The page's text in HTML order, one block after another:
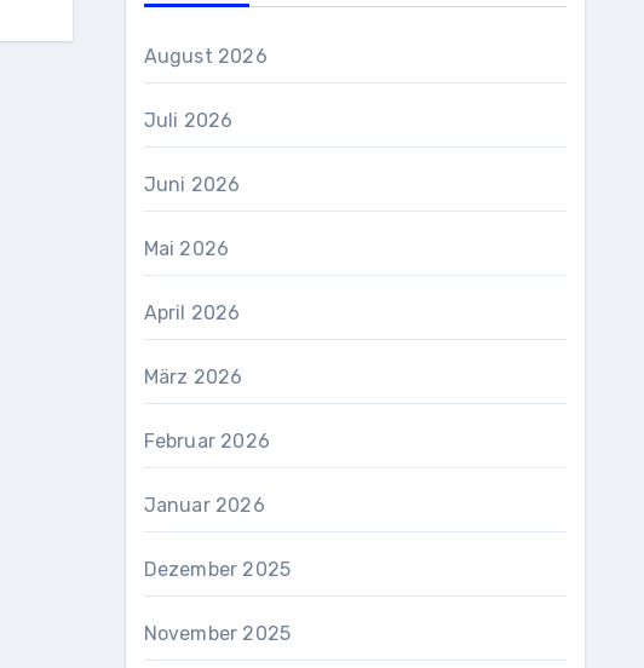
August 2026
Juli 2026
Juni 2026
Mai 2026
April 2026
März 2026
Februar 2026
Januar 2026
Dezember 2025
November 2025